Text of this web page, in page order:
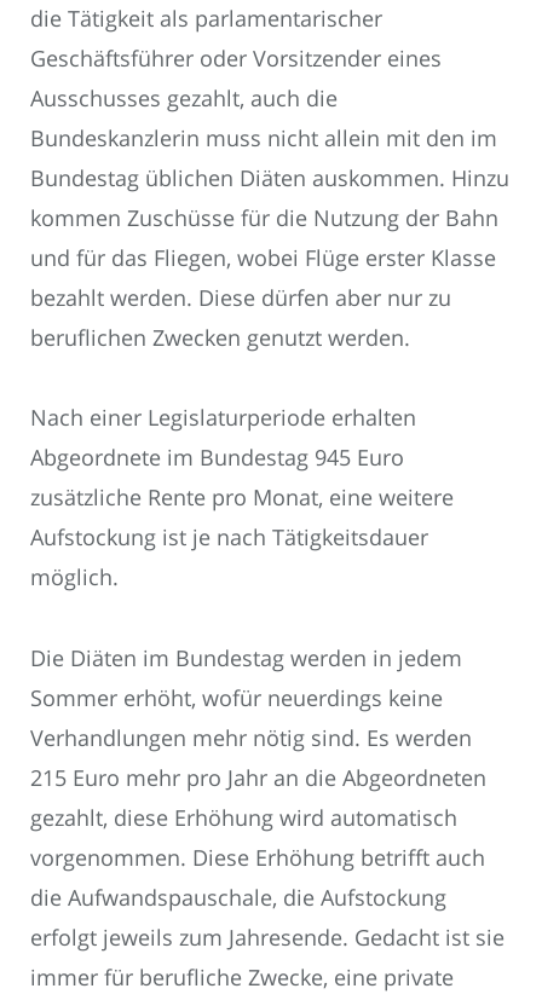
die Tätigkeit als parlamentarischer
Geschäftsführer oder Vorsitzender eines
Ausschusses gezahlt, auch die
Bundeskanzlerin muss nicht allein mit den im
Bundestag üblichen Diäten auskommen. Hinzu
kommen Zuschüsse für die Nutzung der Bahn
und für das Fliegen, wobei Flüge erster Klasse
bezahlt werden. Diese dürfen aber nur zu
beruflichen Zwecken genutzt werden.
Nach einer Legislaturperiode erhalten
Abgeordnete im Bundestag 945 Euro
zusätzliche Rente pro Monat, eine weitere
Aufstockung ist je nach Tätigkeitsdauer
möglich.
Die Diäten im Bundestag werden in jedem
Sommer erhöht, wofür neuerdings keine
Verhandlungen mehr nötig sind. Es werden
215 Euro mehr pro Jahr an die Abgeordneten
gezahlt, diese Erhöhung wird automatisch
vorgenommen. Diese Erhöhung betrifft auch
die Aufwandspauschale, die Aufstockung
erfolgt jeweils zum Jahresende. Gedacht ist sie
immer für berufliche Zwecke, eine private